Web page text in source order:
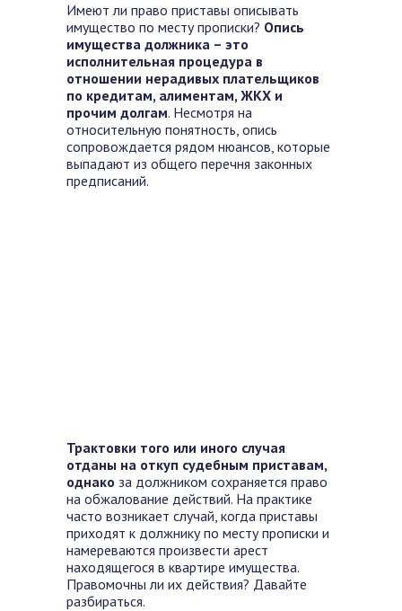
Имеют ли право приставы описывать
имущество по месту прописки? Опись
имущества должника – это
исполнительная процедура в
отношении нерадивых плательщиков
по кредитам, алиментам, ЖКХ и
прочим долгам. Несмотря на
относительную понятность, опись
сопровождается рядом нюансов, которые
выпадают из общего перечня законных
предписаний.
Трактовки того или иного случая
отданы на откуп судебным приставам,
однако за должником сохраняется право
на обжалование действий. На практике
часто возникает случай, когда приставы
приходят к должнику по месту прописки и
намереваются произвести арест
находящегося в квартире имущества.
Правомочны ли их действия? Давайте
разбираться.